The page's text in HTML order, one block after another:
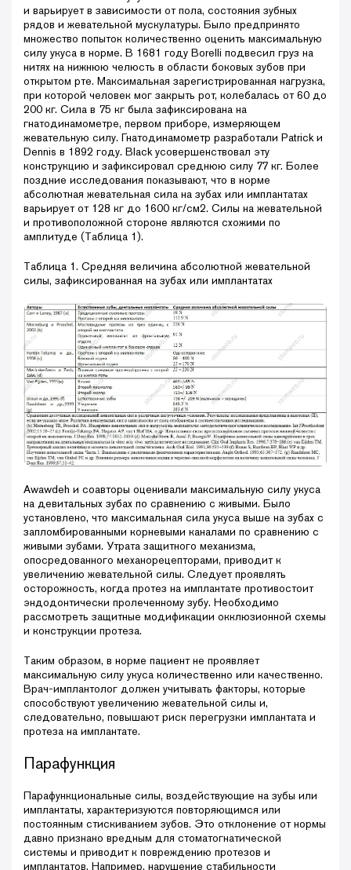
и варьирует в зависимости от пола, состояния зубных
рядов и жевательной мускулатуры. Было предпринято
множество попыток количественно оценить максимальную
силу укуса в норме. В 1681 году Borelli подвесил груз на
нитях на нижнюю челюсть в области боковых зубов при
открытом рте. Максимальная зарегистрированная нагрузка,
при которой человек мог закрыть рот, колебалась от 60 до
200 кг. Сила в 75 кг была зафиксирована на
гнатодинамометре, первом приборе, измеряющем
жевательную силу. Гнатодинамометр разработали Patrick и
Dennis в 1892 году. Black усовершенствовал эту
конструкцию и зафиксировал среднюю силу 77 кг. Более
поздние исследования показывают, что в норме
абсолютная жевательная сила на зубах или имплантатах
варьирует от 128 кг до 1600 кг/см2. Силы на жевательной
и противоположной стороне являются схожими по
амплитуде (Таблица 1).
Таблица 1. Средняя величина абсолютной жевательной
силы, зафиксированная на зубах или имплантатах
Awawdeh и соавторы оценивали максимальную силу укуса
на девитальных зубах по сравнению с живыми. Было
установлено, что максимальная сила укуса выше на зубах с
запломбированными корневыми каналами по сравнению с
живыми зубами. Утрата защитного механизма,
опосредованного механорецепторами, приводит к
увеличению жевательной силы. Следует проявлять
осторожность, когда протез на имплантате противостоит
эндодонтически пролеченному зубу. Необходимо
рассмотреть защитные модификации окклюзионной схемы
и конструкции протеза.
Таким образом, в норме пациент не проявляет
максимальную силу укуса количественно или качественно.
Врач-имплантолог должен учитывать факторы, которые
способствуют увеличению жевательной силы и,
следовательно, повышают риск перегрузки имплантата и
протеза на имплантате.
Парафункция
Парафункциональные силы, воздействующие на зубы или
имплантаты, характеризуются повторяющимся или
постоянным стискиванием зубов. Это отклонение от нормы
давно признано вредным для стоматогнатической
системы и приводит к повреждению протезов и
имплантатов. Например, нарушение стабильности